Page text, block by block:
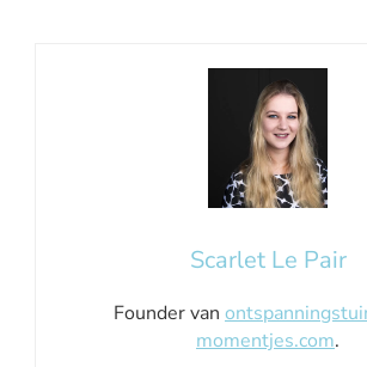
Scarlet Le Pair
Founder van
momentjes.com.